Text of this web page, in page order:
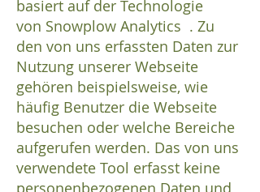
basiert auf der Technologie
von Snowplow Analytics . Zu
den von uns erfassten Daten zur
Nutzung unserer Webseite
gehören beispielsweise, wie
häufig Benutzer die Webseite
besuchen oder welche Bereiche
aufgerufen werden. Das von uns
verwendete Tool erfasst keine